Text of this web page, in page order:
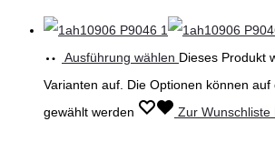
Ausführung wählen Dieses Produkt
Varianten auf. Die Optionen können
gewählt werden
Zur Wunschliste